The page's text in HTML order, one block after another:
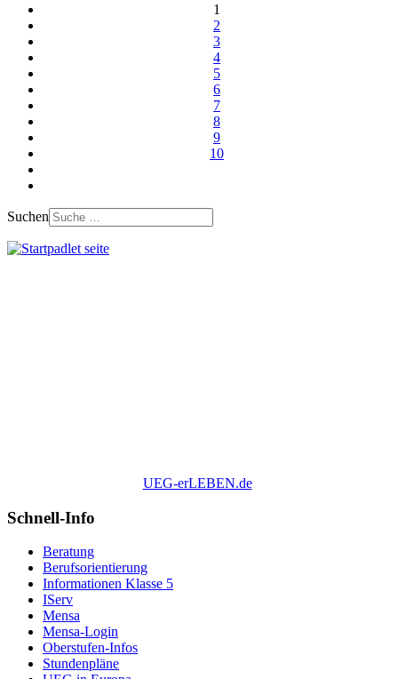
1
2
3
4
5
6
7
8
9
10
Suchen
UEG-erLEBEN.de
Schnell-Info
Beratung
Berufsorientierung
Informationen Klasse 5
IServ
Mensa
Mensa-Login
Oberstufen-Infos
Stundenpläne